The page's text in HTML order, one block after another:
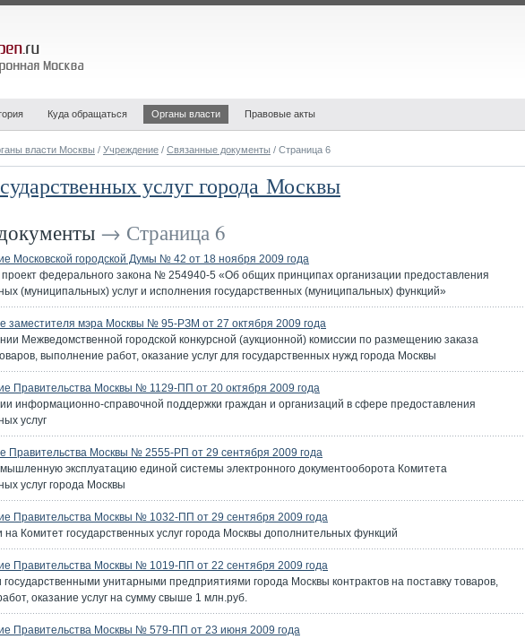
Куда обращаться Органы власти Правовые акты
власти Москвы / Учреждение / Связанные документы / Страница 6
услуг города Москвы
→ Страница 6
Московской городской Думы № 42 от 18 ноября 2009 года
федерального закона № 254940-5 «Об общих принципах организации предоставления
(муниципальных) услуг и исполнения государственных (муниципальных) функций»
заместителя мэра Москвы № 95-РЗМ от 27 октября 2009 года
Межведомственной городской конкурсной (аукционной) комиссии по размещению заказа
выполнение работ, оказание услуг для государственных нужд города Москвы
Правительства Москвы № 1129-ПП от 20 октября 2009 года
информационно-справочной поддержки граждан и организаций в сфере предоставления
услуг
Правительства Москвы № 2555-РП от 29 сентября 2009 года
эксплуатацию единой системы электронного документооборота Комитета
услуг города Москвы
Правительства Москвы № 1032-ПП от 29 сентября 2009 года
Комитет государственных услуг города Москвы дополнительных функций
Правительства Москвы № 1019-ПП от 22 сентября 2009 года
унитарными предприятиями города Москвы контрактов на поставку товаров,
оказание услуг на сумму свыше 1 млн.руб.
Правительства Москвы № 579-ПП от 23 июня 2009 года